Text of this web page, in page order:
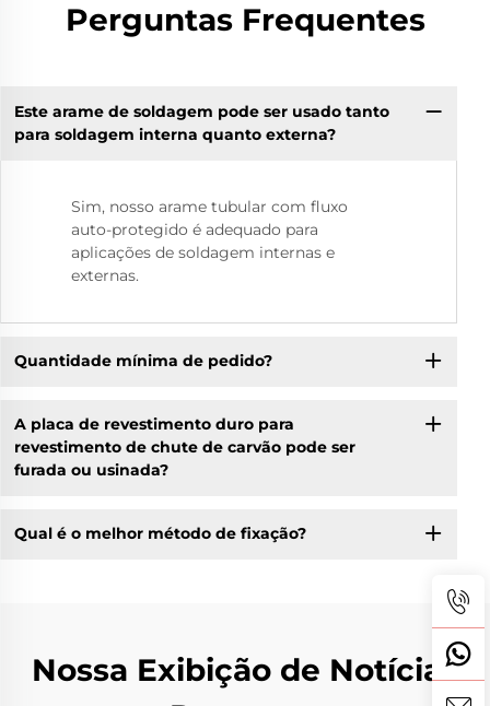
Perguntas Frequentes
Este arame de soldagem pode ser usado tanto
para soldagem interna quanto externa?
Sim, nosso arame tubular com fluxo
auto-protegido é adequado para
aplicações de soldagem internas e
externas.
Quantidade mínima de pedido?
A placa de revestimento duro para
revestimento de chute de carvão pode ser
furada ou usinada?
Qual é o melhor método de fixação?
Nossa Exibição de Notícias